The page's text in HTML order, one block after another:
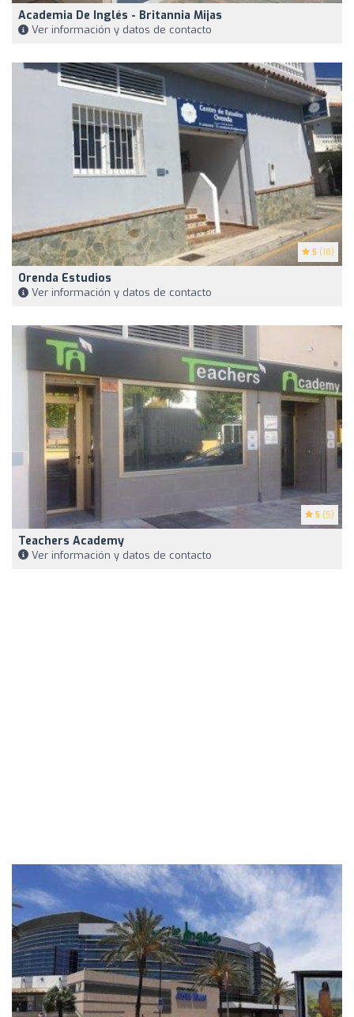
Academia De Inglés - Britannia Mijas
Ver información y datos de contacto
5 (18)
Orenda Estudios
Ver información y datos de contacto
5 (5)
Teachers Academy
Ver información y datos de contacto